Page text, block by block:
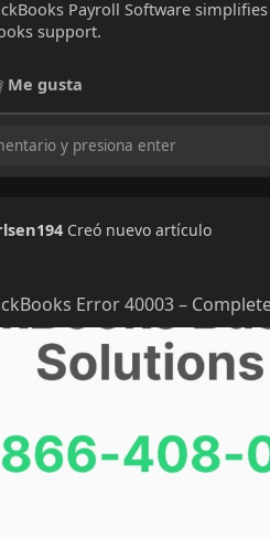
Payroll Software
support.
Me gusta
Creó nuevo artículo
Error 40003 –